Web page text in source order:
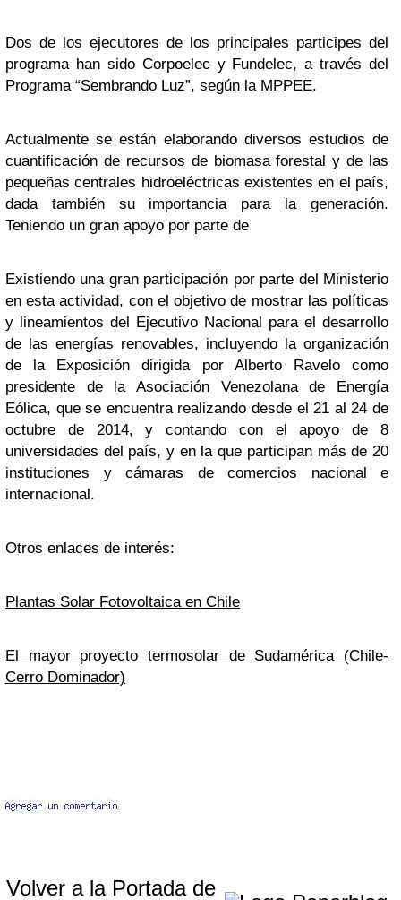
Dos de los ejecutores de los principales participes del
programa han sido Corpoelec y Fundelec, a través del
Programa “Sembrando Luz”, según la MPPEE.
Actualmente se están elaborando diversos estudios de
cuantificación de recursos de biomasa forestal y de las
pequeñas centrales hidroeléctricas existentes en el país,
dada también su importancia para la generación.
Teniendo un gran apoyo por parte de
Existiendo una gran participación por parte del Ministerio
en esta actividad, con el objetivo de mostrar las políticas
y lineamientos del Ejecutivo Nacional para el desarrollo
de las energías renovables, incluyendo la organización
de la Exposición dirigida por Alberto Ravelo como
presidente de la Asociación Venezolana de Energía
Eólica, que se encuentra realizando desde el 21 al 24 de
octubre de 2014, y contando con el apoyo de 8
universidades del país, y en la que participan más de 20
instituciones y cámaras de comercios nacional e
internacional.
Otros enlaces de interés:
Plantas Solar Fotovoltaica en Chile
El mayor proyecto termosolar de Sudamérica (Chile-
Cerro Dominador)
Volver a la Portada de